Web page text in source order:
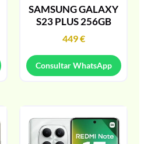
SAMSUNG GALAXY
S23 PLUS 256GB
449€
Consultar WhatsApp